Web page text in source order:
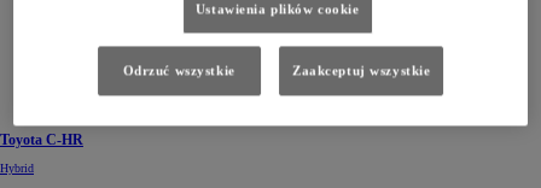
Toyota C-HR
Hybrid
Ustawienia plików cookie
Odrzuć wszystkie Zaakceptuj wszystkie